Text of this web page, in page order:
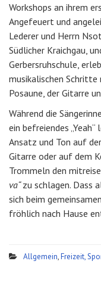
Workshops an ihrem
Angefeuert und
Lederer und Herrn
Südlicher Kraichgau,
Gerbersruhschule,
musikalischen Schritte
Posaune, der Gitarre
Während die
ein befreiendes
Ansatz und Ton auf
Gitarre oder auf dem
Trommeln den
va“zu schlagen. Dass
sich beim
fröhlich nach Hause
Allgemein,Freizeit,